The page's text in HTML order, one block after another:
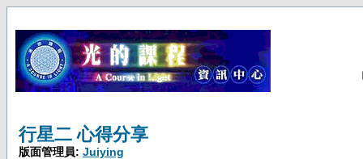
行星二 心得分享
版面管理員: Juiying